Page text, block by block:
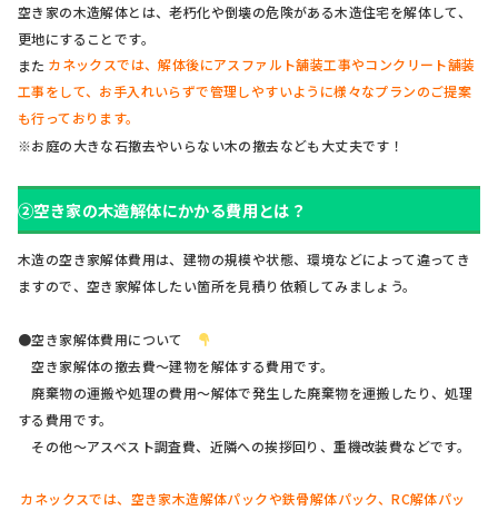
空き家の木造解体とは、老朽化や倒壊の危険がある木造住宅を解体して、
更地にすることです。
また カネックスでは、解体後にアスファルト舗装工事やコンクリート舗装
工事をして、お手入れいらずで管理しやすいように様々なプランのご提案
も行っております。
※お庭の大きな石撤去やいらない木の撤去なども大丈夫です！
②空き家の木造解体にかかる費用とは？
木造の空き家解体費用は、建物の規模や状態、環境などによって違ってき
ますので、空き家解体したい箇所を見積り依頼してみましょう。
●空き家解体費用について
空き家解体の撤去費～建物を解体する費用です。
廃棄物の運搬や処理の費用〜解体で発生した廃棄物を運搬したり、処理
する費用です。
その他～アスベスト調査費、近隣への挨拶回り、重機改装費などです。
カネックスでは、空き家木造解体パックや鉄骨解体パック、RC解体パッ